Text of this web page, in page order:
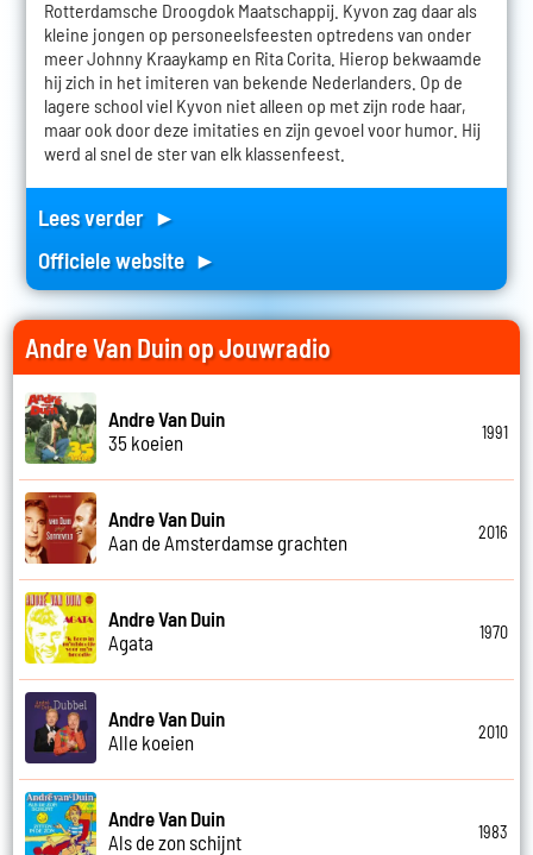
Rotterdamsche Droogdok Maatschappij. Kyvon zag daar als
kleine jongen op personeelsfeesten optredens van onder
meer Johnny Kraaykamp en Rita Corita. Hierop bekwaamde
hij zich in het imiteren van bekende Nederlanders. Op de
lagere school viel Kyvon niet alleen op met zijn rode haar,
maar ook door deze imitaties en zijn gevoel voor humor. Hij
werd al snel de ster van elk klassenfeest.
Lees verder ►
Officiele website ►
Andre Van Duin op Jouwradio
Andre Van Duin
35 koeien
1991
Andre Van Duin
Aan de Amsterdamse grachten
2016
Andre Van Duin
Agata
1970
Andre Van Duin
Alle koeien
2010
Andre Van Duin
Als de zon schijnt
1983